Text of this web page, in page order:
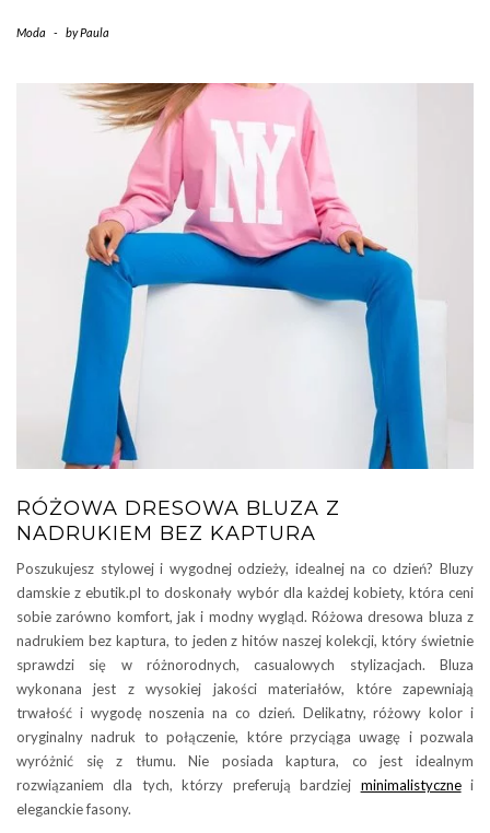
Moda - byPaula
RÓŻOWA DRESOWA BLUZA Z
NADRUKIEM BEZ KAPTURA
Poszukujesz stylowej i wygodnej odzieży, idealnej na co dzień? Bluzy
damskie z ebutik.pl to doskonały wybór dla każdej kobiety, która ceni
sobie zarówno komfort, jak i modny wygląd. Różowa dresowa bluza z
nadrukiem bez kaptura, to jeden z hitów naszej kolekcji, który świetnie
sprawdzi się w różnorodnych, casualowych stylizacjach. Bluza
wykonana jest z wysokiej jakości materiałów, które zapewniają
trwałość i wygodę noszenia na co dzień. Delikatny, różowy kolor i
oryginalny nadruk to połączenie, które przyciąga uwagę i pozwala
wyróżnić się z tłumu. Nie posiada kaptura, co jest idealnym
rozwiązaniem dla tych, którzy preferują bardziej minimalistycznei
eleganckie fasony.